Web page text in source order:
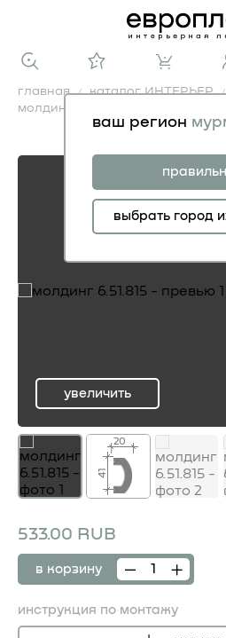
ваш регион
выбрать город
главная каталог ИНТЕРЬЕР
молдинг 6.51.815
молдинг
ru
увеличить
20
41
533.00 RUB
в корзину
инструкция по монтажу